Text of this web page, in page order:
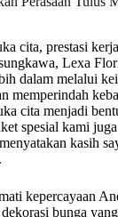
cita, prestasi
Lexa
dalam melalui
memperindah
cita menjadi
spesial kami
kasih
kepercayaan
bunga